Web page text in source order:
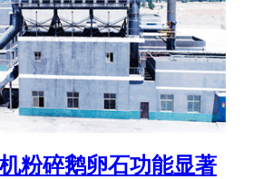
粉碎鹅卵石功能显著